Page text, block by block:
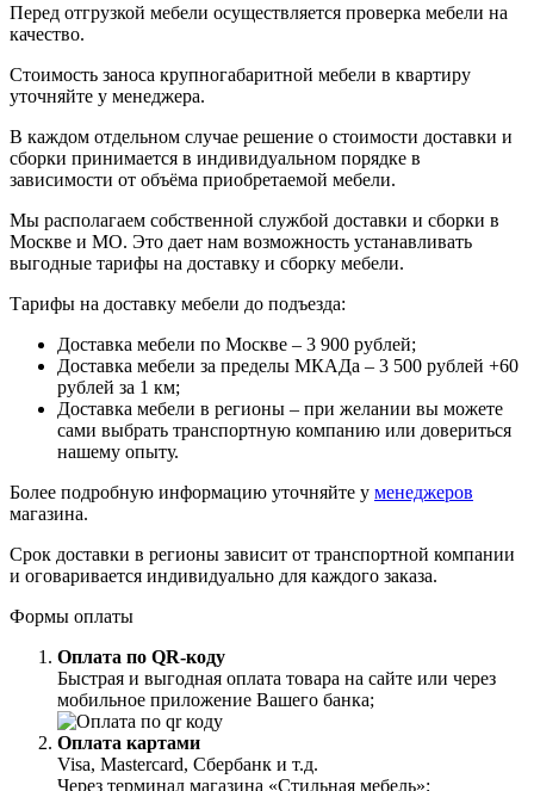
Перед отгрузкой мебели осуществляется проверка мебели на
качество.
Стоимость заноса крупногабаритной мебели в квартиру
уточняйте у менеджера.
В каждом отдельном случае решение о стоимости доставки и
сборки принимается в индивидуальном порядке в
зависимости от объёма приобретаемой мебели.
Мы располагаем собственной службой доставки и сборки в
Москве и МО. Это дает нам возможность устанавливать
выгодные тарифы на доставку и сборку мебели.
Тарифы на доставку мебели до подъезда:
Доставка мебели по Москве – 3 900 рублей;
Доставка мебели за пределы МКАДа – 3 500 рублей +60
рублей за 1 км;
Доставка мебели в регионы – при желании вы можете
сами выбрать транспортную компанию или довериться
нашему опыту.
Более подробную информацию уточняйте у менеджеров
магазина.
Срок доставки в регионы зависит от транспортной компании
и оговаривается индивидуально для каждого заказа.
Формы оплаты
Оплата по QR-коду
Быстрая и выгодная оплата товара на сайте или через
мобильное приложение Вашего банка;
Оплата картами
Visa, Mastercard, Сбербанк и т.д.
Через терминал магазина «Стильная мебель»;